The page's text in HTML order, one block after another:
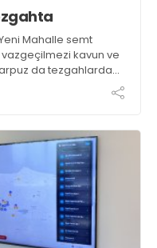
Mahalle semt
vazgeçilmezi kavun ve
da tezgahlarda